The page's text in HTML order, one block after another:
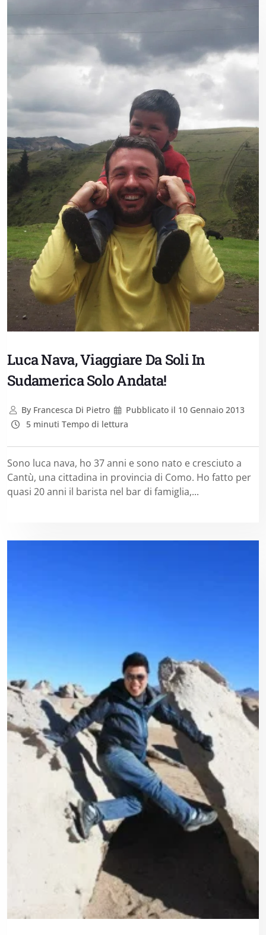
Luca Nava, Viaggiare Da Soli In
Sudamerica Solo Andata!
ByFrancesca Di Pietro Pubblicato il 10 Gennaio 2013
5 minuti Tempo di lettura
Sono luca nava, ho 37 anni e sono nato e cresciuto a
Cantù, una cittadina in provincia di Como. Ho fatto per
quasi 20 anni il barista nel bar di famiglia,...